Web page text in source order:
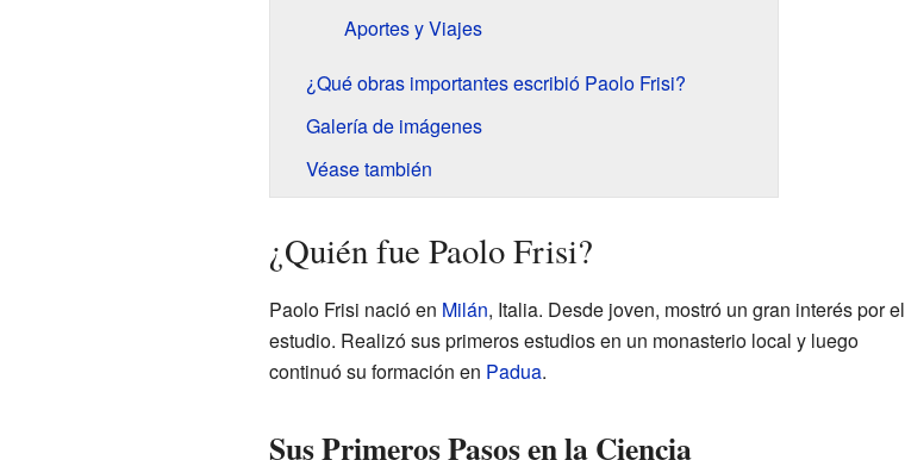
Aportes y Viajes
¿Qué obras importantes escribió Paolo Frisi?
Galería de imágenes
Véase también
¿Quién fue Paolo Frisi?
Paolo Frisi nació en Milán, Italia. Desde joven, mostró un gran interés por el
estudio. Realizó sus primeros estudios en un monasterio local y luego
continuó su formación en Padua.
Sus Primeros Pasos en la Ciencia